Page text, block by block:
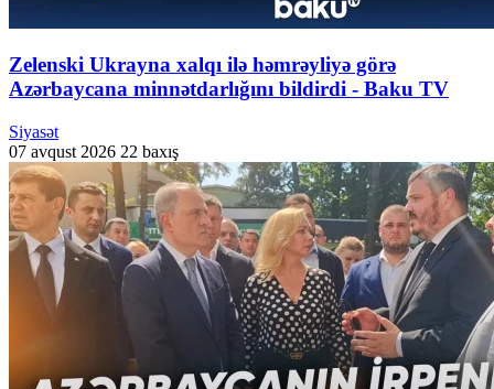
Zelenski Ukrayna xalqı ilə həmrəyliyə görə
Azərbaycana minnətdarlığını bildirdi - Baku TV
Siyasət
07 avqust 2026 22 baxış